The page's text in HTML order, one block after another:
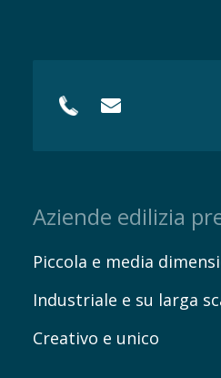
Aziende edilizia
Piccola e media
Industriale e su larga
Creativo e unico